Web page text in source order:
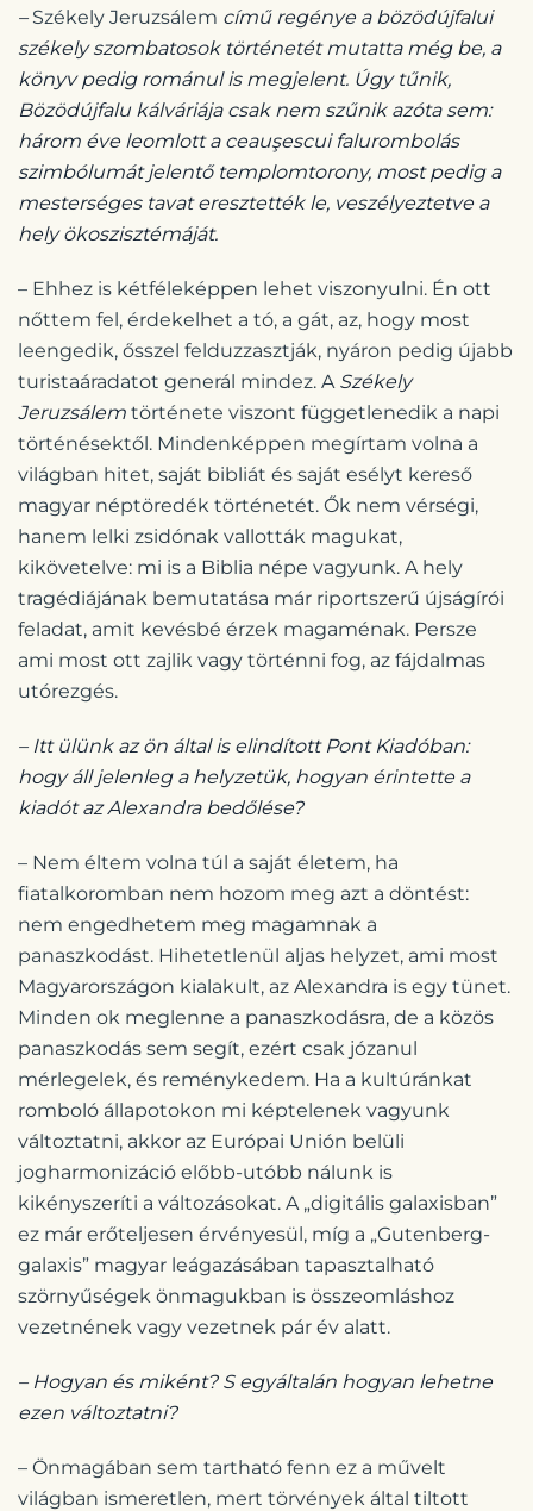
– Székely Jeruzsálem című regénye a bözödújfalui
székely szombatosok történetét mutatta még be, a
könyv pedig románul is megjelent. Úgy tűnik,
Bözödújfalu kálváriája csak nem szűnik azóta sem:
három éve leomlott a ceauşescui falurombolás
szimbólumát jelentő templomtorony, most pedig a
mesterséges tavat eresztették le, veszélyeztetve a
hely ökoszisztémáját.
– Ehhez is kétféleképpen lehet viszonyulni. Én ott
nőttem fel, érdekelhet a tó, a gát, az, hogy most
leengedik, ősszel felduzzasztják, nyáron pedig újabb
turistaáradatot generál mindez. A Székely
Jeruzsálem története viszont függetlenedik a napi
történésektől. Mindenképpen megírtam volna a
világban hitet, saját bibliát és saját esélyt kereső
magyar néptöredék történetét. Ők nem vérségi,
hanem lelki zsidónak vallották magukat,
kikövetelve: mi is a Biblia népe vagyunk. A hely
tragédiájának bemutatása már riportszerű újságírói
feladat, amit kevésbé érzek magaménak. Persze
ami most ott zajlik vagy történni fog, az fájdalmas
utórezgés.
– Itt ülünk az ön által is elindított Pont Kiadóban:
hogy áll jelenleg a helyzetük, hogyan érintette a
kiadót az Alexandra bedőlése?
– Nem éltem volna túl a saját életem, ha
fiatalkoromban nem hozom meg azt a döntést:
nem engedhetem meg magamnak a
panaszkodást. Hihetetlenül aljas helyzet, ami most
Magyarországon kialakult, az Alexandra is egy tünet.
Minden ok meglenne a panaszkodásra, de a közös
panaszkodás sem segít, ezért csak józanul
mérlegelek, és reménykedem. Ha a kultúránkat
romboló állapotokon mi képtelenek vagyunk
változtatni, akkor az Európai Unión belüli
jogharmonizáció előbb-utóbb nálunk is
kikényszeríti a változásokat. A „digitális galaxisban”
ez már erőteljesen érvényesül, míg a „Gutenberg-
galaxis” magyar leágazásában tapasztalható
szörnyűségek önmagukban is összeomláshoz
vezetnének vagy vezetnek pár év alatt.
– Hogyan és miként? S egyáltalán hogyan lehetne
ezen változtatni?
– Önmagában sem tartható fenn ez a művelt
világban ismeretlen, mert törvények által tiltott